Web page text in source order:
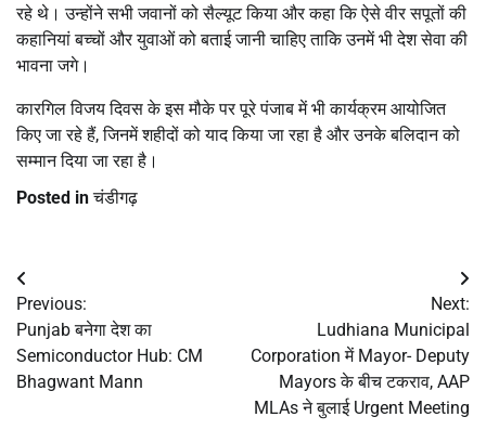
रहे थे। उन्होंने सभी जवानों को सैल्यूट किया और कहा कि ऐसे वीर सपूतों की
कहानियां बच्चों और युवाओं को बताई जानी चाहिए ताकि उनमें भी देश सेवा की
भावना जगे।
कारगिल विजय दिवस के इस मौके पर पूरे पंजाब में भी कार्यक्रम आयोजित
किए जा रहे हैं, जिनमें शहीदों को याद किया जा रहा है और उनके बलिदान को
सम्मान दिया जा रहा है।
Posted inचंडीगढ़
Post
navigation
Previous:
Punjab बनेगा देश का
Semiconductor Hub: CM
Bhagwant Mann
Next:
Ludhiana Municipal
Corporation में Mayor- Deputy
Mayors के बीच टकराव, AAP
MLAs ने बुलाई Urgent Meeting